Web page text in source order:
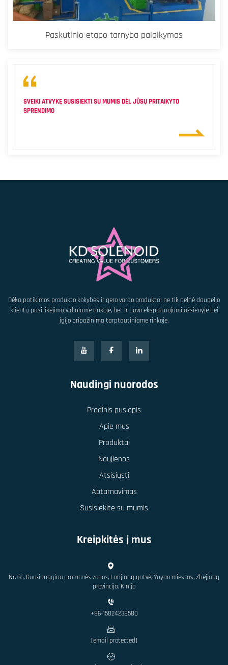
Paskutinio etapo tarnyba palaikymas
SVEIKI ATVYKĘ SUSISIEKTI SU MUMIS DĖL JŪSŲ PRITAIKYTO
SPRENDIMO
Dėka patikimos produkto kokybės ir gero vardo produktai ne tik pelnė daugelio
klientų pasitikėjimą vidiniame rinkoje, bet ir buvo eksportuojami užsienyje bei
įgijo pripažinimą tarptautiniame rinkoje.
Naudingi nuorodos
Pradinis puslapis
Apie mus
Produktai
Naujienos
Atsisiųsti
Aptarnavimas
Susisiekite su mumis
Kreipkitės į mus
Nr. 66, Guoxiangqiao pramonės zonos, Lanjiang gatvė, Yuyao miestas, Zhejiang
provincija, Kinija
+86-15824238580
[email protected]